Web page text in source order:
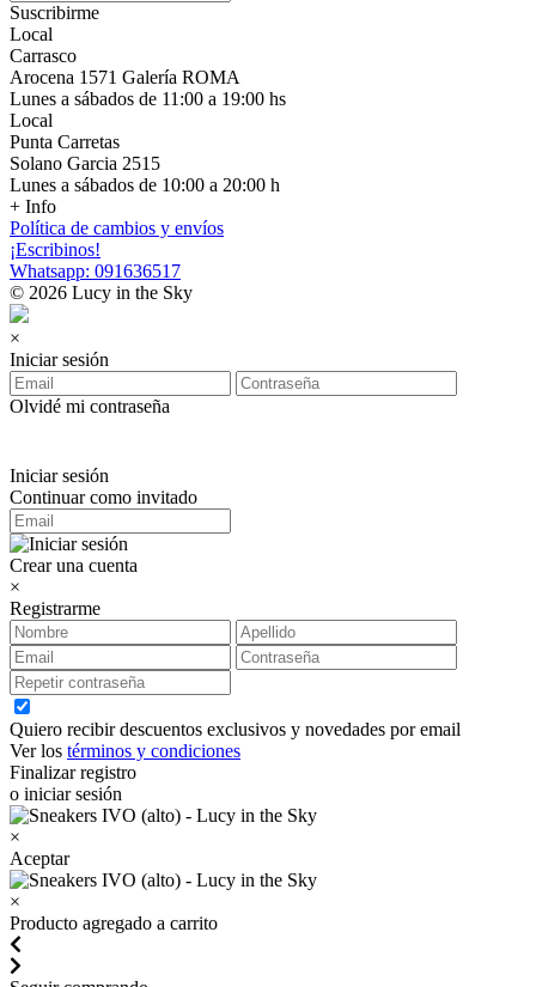
Suscribirme
Local
Carrasco
Arocena 1571 Galería ROMA
Lunes a sábados de 11:00 a 19:00 hs
Local
Punta Carretas
Solano Garcia 2515
Lunes a sábados de 10:00 a 20:00 h
+ Info
Política de cambios y envíos
¡Escribinos!
Whatsapp: 091636517
© 2026 Lucy in the Sky
×
Iniciar sesión
Olvidé mi contraseña
Iniciar sesión
Continuar como invitado
Crear una cuenta
×
Registrarme
Quiero recibir descuentos exclusivos y novedades por email
Ver los términos y condiciones
Finalizar registro
o iniciar sesión
×
Aceptar
×
Producto agregado a carrito